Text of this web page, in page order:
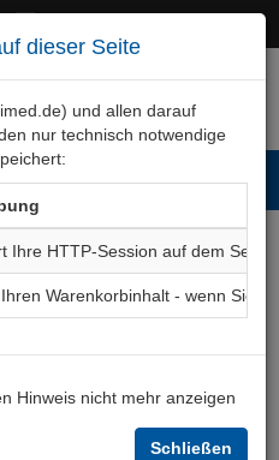
dieser Seite
und allen darauf
nur technisch notwendige
Ihre HTTP-Session auf dem Server
Warenkorbinhalt - wenn Sie
Hinweis nicht mehr anzeigen
Schließen
OTAk006De